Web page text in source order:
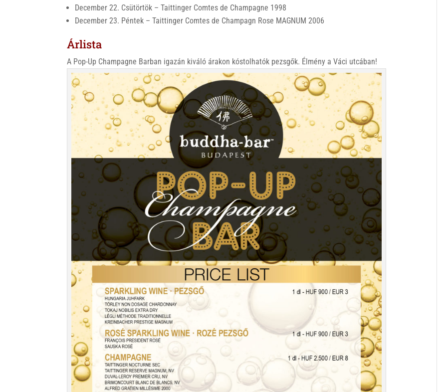
December 22. Csütörtök – Taittinger Comtes de Champagne 1998
December 23. Péntek – Taittinger Comtes de Champagn Rose MAGNUM 2006
Árlista
A Pop-Up Champagne Barban igazán kiváló árakon kóstolhatók pezsgők. Élmény a Váci utcában!